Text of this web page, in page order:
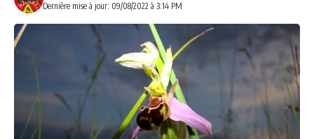
Dernière mise à jour: 09/08/2022 à 3:14 PM